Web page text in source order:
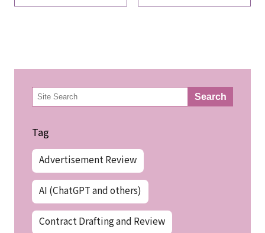
検
索 Search
Tag
Advertisement Review
AI (ChatGPT and others)
Contract Drafting and Review